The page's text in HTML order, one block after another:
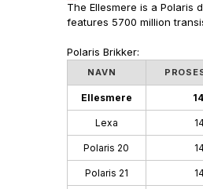
The Ellesmere is a Polaris
features 5700 million
Polaris Brikker:
NAVN
Ellesmere
Lexa
Polaris 20
Polaris 21